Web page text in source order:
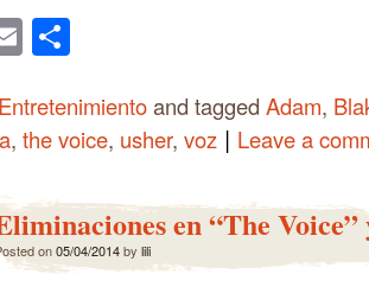
Email
Entretenimientoand tagged Adam,
, the voice, usher, voz | Leave a
en “The Voice”
on05/04/2014by lili